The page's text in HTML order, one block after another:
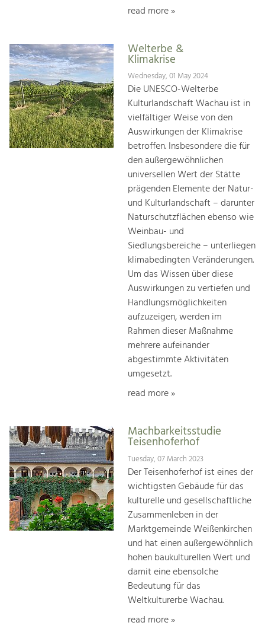
read more »
Welterbe &
Klimakrise
Wednesday, 01 May 2024
Die UNESCO-Welterbe
Kulturlandschaft Wachau ist in
vielfältiger Weise von den
Auswirkungen der Klimakrise
betroffen. Insbesondere die für
den außergewöhnlichen
universellen Wert der Stätte
prägenden Elemente der Natur-
und Kulturlandschaft – darunter
Naturschutzflächen ebenso wie
Weinbau- und
Siedlungsbereiche – unterliegen
klimabedingten Veränderungen.
Um das Wissen über diese
Auswirkungen zu vertiefen und
Handlungsmöglichkeiten
aufzuzeigen, werden im
Rahmen dieser Maßnahme
mehrere aufeinander
abgestimmte Aktivitäten
umgesetzt.
read more »
Machbarkeitsstudie
Teisenhoferhof
Tuesday, 07 March 2023
Der Teisenhoferhof ist eines der
wichtigsten Gebäude für das
kulturelle und gesellschaftliche
Zusammenleben in der
Marktgemeinde Weißenkirchen
und hat einen außergewöhnlich
hohen baukulturellen Wert und
damit eine ebensolche
Bedeutung für das
Weltkulturerbe Wachau.
read more »